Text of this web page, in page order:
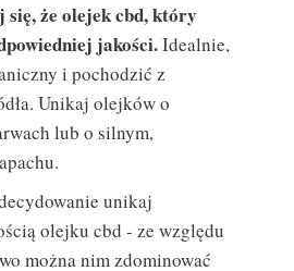
się, że olejek cbd, który
jakości.Idealnie,
i pochodzić z
Unikaj olejków o
lub o silnym,
unikaj
olejku cbd - ze względu
można nim zdominować